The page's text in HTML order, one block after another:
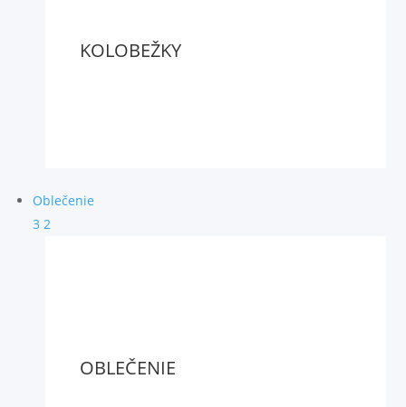
KOLOBEŽKY
Oblečenie
3 2
OBLEČENIE